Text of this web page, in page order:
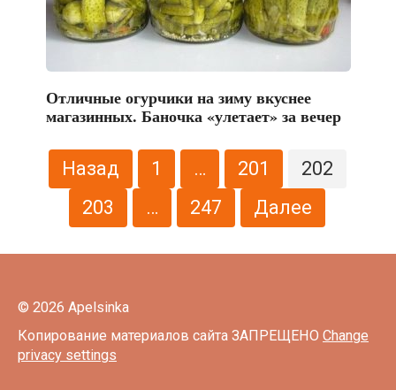
Отличные огурчики на зиму вкуснее
магазинных. Баночка «улетает» за вечер
Пагинация
записей
Назад 1 … 201
202
203
… 247 Далее
© 2026 Apelsinka
Копирование материалов сайта ЗАПРЕЩЕНО Change
privacy settings